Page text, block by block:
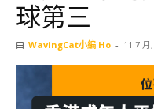
球第三
由 WavingCat小編 Ho - 11 7 月